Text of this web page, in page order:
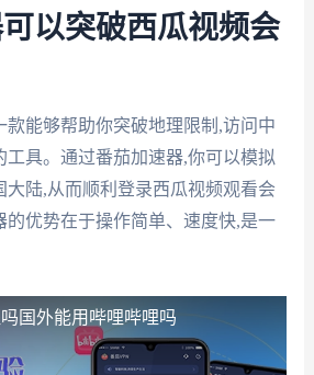
以突破西瓜视频会
款能够帮助你突破地理限制,访问中
工具。通过番茄加速器,你可以模拟
大陆,从而顺利登录西瓜视频观看会
的优势在于操作简单、速度快,是一
国外能用哔哩哔哩吗